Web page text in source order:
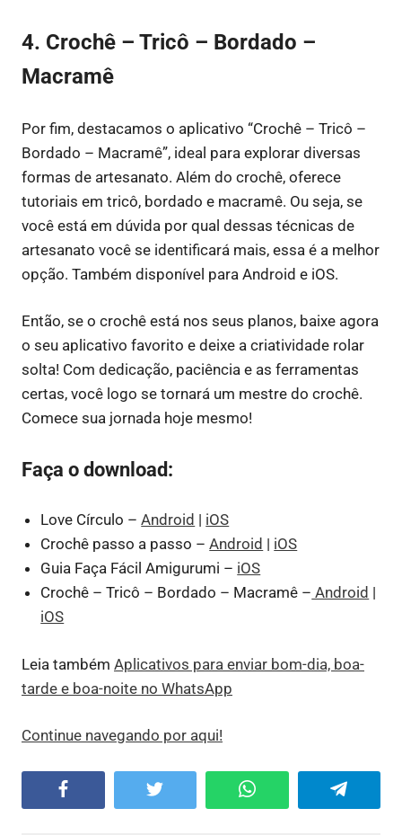
4. Crochê – Tricô – Bordado –
Macramê
Por fim, destacamos o aplicativo “Crochê – Tricô –
Bordado – Macramê”, ideal para explorar diversas
formas de artesanato. Além do crochê, oferece
tutoriais em tricô, bordado e macramê. Ou seja, se
você está em dúvida por qual dessas técnicas de
artesanato você se identificará mais, essa é a melhor
opção. Também disponível para Android e iOS.
Então, se o crochê está nos seus planos, baixe agora
o seu aplicativo favorito e deixe a criatividade rolar
solta! Com dedicação, paciência e as ferramentas
certas, você logo se tornará um mestre do crochê.
Comece sua jornada hoje mesmo!
Faça o download:
Love Círculo –Android | iOS
Crochê passo a passo –Android | iOS
Guia Faça Fácil Amigurumi – iOS
Crochê – Tricô – Bordado – Macramê – Android |
iOS
Leia também Aplicativos para enviar bom-dia, boa-
tarde e boa-noite no WhatsApp
Continue navegando por aqui!
Twitter WhatsApp Telegram